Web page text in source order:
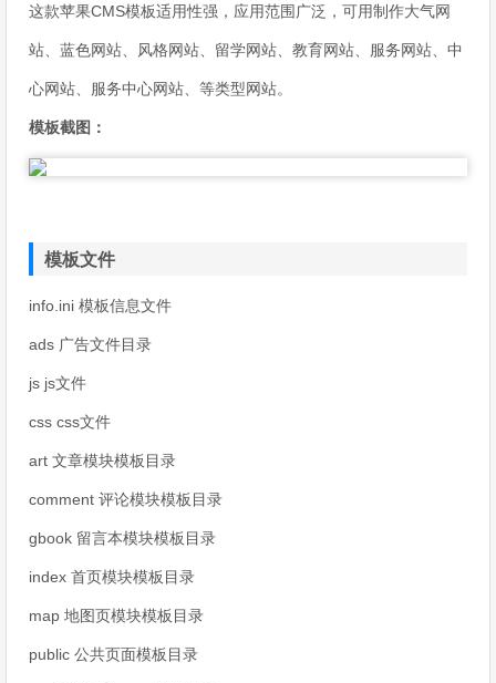
这款苹果CMS模板适用性强，应用范围广泛，可用制作大气网
站、蓝色网站、风格网站、留学网站、教育网站、服务网站、中
心网站、服务中心网站、等类型网站。
模板截图：
模板文件
info.ini 模板信息文件
ads 广告文件目录
js js文件
css css文件
art 文章模块模板目录
comment 评论模块模板目录
gbook 留言本模块模板目录
index 首页模块模板目录
map 地图页模块模板目录
public 公共页面模板目录